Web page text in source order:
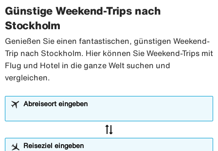
Günstige Weekend-Trips nach
Stockholm
Genießen Sie einen fantastischen, günstigen Weekend-
Trip nach Stockholm. Hier können Sie Weekend-Trips mit
Flug und Hotel in die ganze Welt suchen und
vergleichen.
Abreiseort eingeben
sync_alt
Reiseziel eingeben